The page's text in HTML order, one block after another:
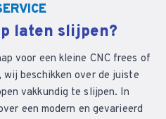
laten slijpen?
voor een kleine CNC frees of
wij beschikken over de juiste
vakkundig te slijpen. In
een modern en gevarieerd